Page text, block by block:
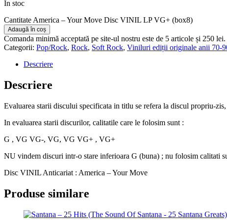
În stoc
Cantitate America – Your Move Disc VINIL LP VG+ (box8)
Adaugă în coș
Comanda minimă acceptată pe site-ul nostru este de 5 articole și 250
Categorii: Pop/Rock, Rock, Soft Rock, Viniluri ediții originale anii 70-
Descriere
Descriere
Evaluarea starii discului specificata in titlu se refera la discul propriu-
In evaluarea starii discurilor, calitatile care le folosim sunt :
G , VG VG-, VG, VG VG+ , VG+
NU vindem discuri intr-o stare inferioara G (buna) ; nu folosim calitati
Disc VINIL Anticariat : America – Your Move
Produse similare